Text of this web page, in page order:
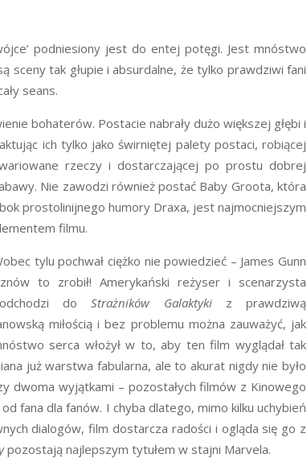
podniesiony jest do entej potęgi. Jest mnóstwo
sceny tak głupie i absurdalne, że tylko prawdziwi fani
seans.
bohaterów. Postacie nabrały dużo większej głębi i
ich tylko jako świrniętej palety postaci, robiącej
rzeczy i dostarczającej po prostu dobrej
Nie zawodzi również postać Baby Groota, która
prostolinijnego humory Draxa, jest najmocniejszym
filmu.
tylu pochwał ciężko nie powiedzieć – James Gunn
znów to zrobił! Amerykański reżyser i scenarzysta
doStrażników Galaktyki z prawdziwą
miłością i bez problemu można zauważyć, jak
serca włożył w to, aby ten film wyglądał tak
już warstwa fabularna, ale to akurat nigdy nie było
dwoma wyjątkami – pozostałych filmów z Kinowego
od fana dla fanów. I chyba dlatego, mimo kilku uchybień
dialogów, film dostarcza radości i ogląda się go z
pozostają najlepszym tytułem w stajni Marvela.